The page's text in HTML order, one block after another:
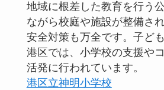
地域に根差した教育を行う
ながら校庭や施設が整備さ
安全対策も万全です。子ど
港区では、小学校の支援や
活発に行われています。
港区立神明小学校